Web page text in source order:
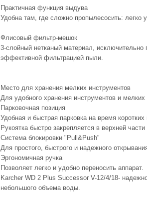
Практичная функция выдува
Удобна там, где сложно пропылесосить: легко
Флисовый фильтр-мешок
3-слойный нетканый материал,
эффективной фильтрацией пыли.
Место для хранения мелких инструментов
Для удобного хранения инструментов и
Парковочная позиция
Удобная и быстрая парковка на время коротких
Рукоятка быстро закрепляется в верхней
Система блокировки "Pull&Push"
Для простого, быстрого и надежного
Эргономичная ручка
Позволяет легко и удобно переносить аппарат.
Karcher WD 2 Plus Successor V-12/4/18-
небольшого объема воды.